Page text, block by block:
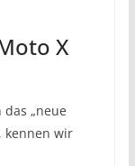
X
„neue
kennen wir